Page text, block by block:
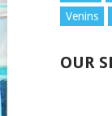
Venins
OUR